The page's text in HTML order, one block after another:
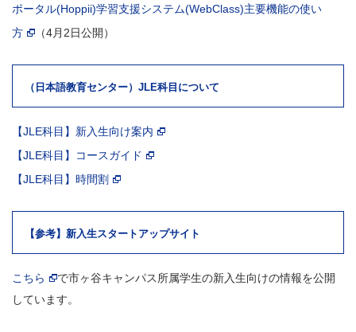
ポータル(Hoppii)学習支援システム(WebClass)主要機能の使い
方
（4月2日公開）
（日本語教育センター）JLE科目について
【JLE科目】新入生向け案内
【JLE科目】コースガイド
【JLE科目】時間割
【参考】新入生スタートアップサイト
こちら
で市ヶ谷キャンパス所属学生の新入生向けの情報を公開
しています。